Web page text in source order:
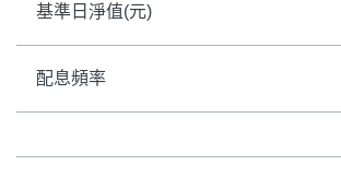
基準日淨值(元)
配息頻率